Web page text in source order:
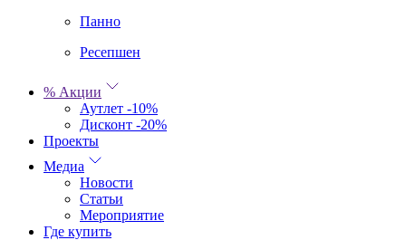
Панно
Ресепшен
% Акции
Аутлет -10%
Дисконт -20%
Проекты
Медиа
Новости
Статьи
Мероприятие
Где купить